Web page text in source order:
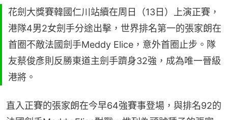
花劍大獎賽韓國仁川站續在周日（13日）上演正賽，
港隊4男2女劍手分途出擊，世界排名第一的張家朗在
首圈不敵法國劍手Meddy Elice，意外首圈止步。隊
友蔡俊彥則反勝東道主劍手躋身32強，成為唯一晉級
港將。
直入正賽的張家朗在今早64強賽事登場，與排名92的